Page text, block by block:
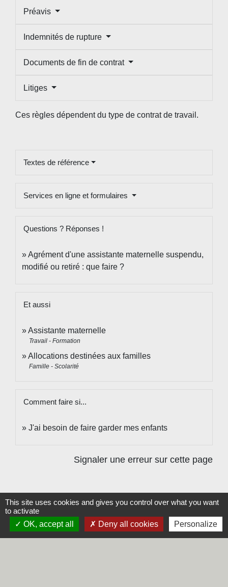
Préavis
Indemnités de rupture
Documents de fin de contrat
Litiges
Ces règles dépendent du type de contrat de travail.
Textes de référence
Services en ligne et formulaires
Questions ? Réponses !
Agrément d'une assistante maternelle suspendu,
modifié ou retiré : que faire ?
Et aussi
Assistante maternelle
Travail - Formation
Allocations destinées aux familles
Famille - Scolarité
Comment faire si...
J'ai besoin de faire garder mes enfants
Signaler une erreur sur cette page
Contacts
This site uses cookies and gives you control over what you want
to activate
OK, accept all
Deny all cookies Personalize